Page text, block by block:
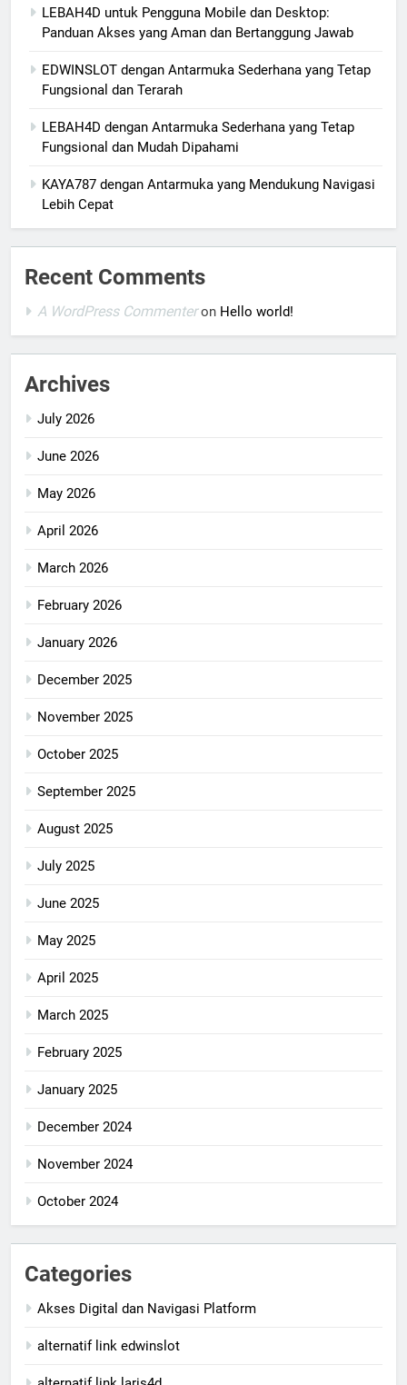
LEBAH4D untuk Pengguna Mobile dan Desktop:
Panduan Akses yang Aman dan Bertanggung Jawab
EDWINSLOT dengan Antarmuka Sederhana yang Tetap
Fungsional dan Terarah
LEBAH4D dengan Antarmuka Sederhana yang Tetap
Fungsional dan Mudah Dipahami
KAYA787 dengan Antarmuka yang Mendukung Navigasi
Lebih Cepat
Recent Comments
A WordPress Commenteron Hello world!
Archives
July 2026
June 2026
May 2026
April 2026
March 2026
February 2026
January 2026
December 2025
November 2025
October 2025
September 2025
August 2025
July 2025
June 2025
May 2025
April 2025
March 2025
February 2025
January 2025
December 2024
November 2024
October 2024
Categories
Akses Digital dan Navigasi Platform
alternatif link edwinslot